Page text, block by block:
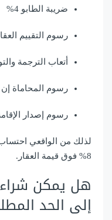
ضريبة الطابو 4%
رسوم التقييم
أتعاب الترجمة
رسوم المحاماة
رسوم إصدار
8% فوق قيمة العقار.
هل يمكن شراء
إلى الحد